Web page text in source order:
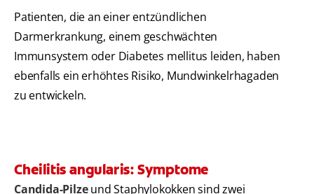
Patienten, die an einer entzündlichen
Darmerkrankung, einem geschwächten
Immunsystem oder Diabetes mellitus leiden, haben
ebenfalls ein erhöhtes Risiko, Mundwinkelrhagaden
zu entwickeln.
Cheilitis angularis: Symptome
Candida-Pilzeund Staphylokokken sind zwei